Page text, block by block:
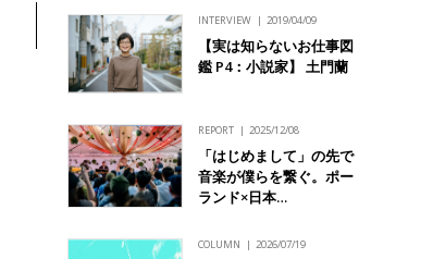
INTERVIEW 2019/04/09
【実は知らないお仕事図
鑑 P4：小説家】 土門蘭
REPORT 2025/12/08
「はじめまして」の先で
音楽が僕らを繋ぐ。ポー
ランド×日本…
COLUMN 2026/07/19